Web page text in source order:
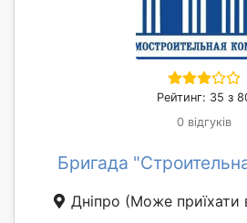
Рейтинг: 35 з
0 відгуків
Бригада
Дніпро (Може приїхати